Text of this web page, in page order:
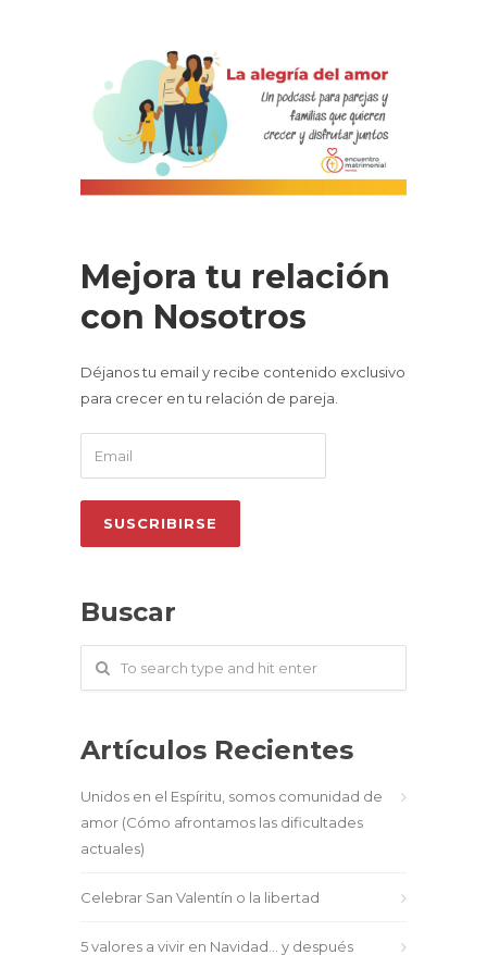
Mejora tu relación
con Nosotros
Déjanos tu email y recibe contenido exclusivo
para crecer en tu relación de pareja.
Buscar
Artículos Recientes
Unidos en el Espíritu, somos comunidad de
amor (Cómo afrontamos las dificultades
actuales)
Celebrar San Valentín o la libertad
5 valores a vivir en Navidad… y después